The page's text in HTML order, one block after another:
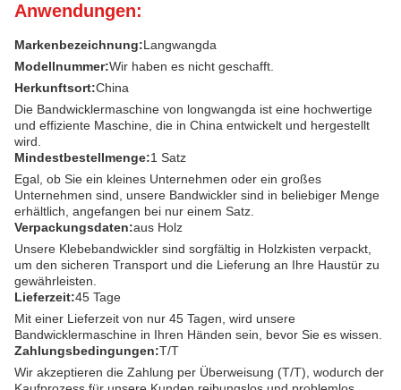
Anwendungen:
Markenbezeichnung:Langwangda
Modellnummer:Wir haben es nicht geschafft.
Herkunftsort:China
Die Bandwicklermaschine von longwangda ist eine hochwertige
und effiziente Maschine, die in China entwickelt und hergestellt
wird.
Mindestbestellmenge:1 Satz
Egal, ob Sie ein kleines Unternehmen oder ein großes
Unternehmen sind, unsere Bandwickler sind in beliebiger Menge
erhältlich, angefangen bei nur einem Satz.
Verpackungsdaten:aus Holz
Unsere Klebebandwickler sind sorgfältig in Holzkisten verpackt,
um den sicheren Transport und die Lieferung an Ihre Haustür zu
gewährleisten.
Lieferzeit:45 Tage
Mit einer Lieferzeit von nur 45 Tagen, wird unsere
Bandwicklermaschine in Ihren Händen sein, bevor Sie es wissen.
Zahlungsbedingungen:T/T
Wir akzeptieren die Zahlung per Überweisung (T/T), wodurch der